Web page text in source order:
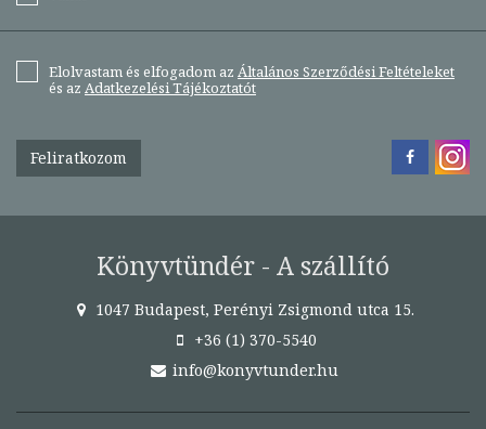
Elolvastam és elfogadom az Általános Szerződési Feltételeket
és az Adatkezelési Tájékoztatót
Feliratkozom
Könyvtündér - A szállító
1047 Budapest, Perényi Zsigmond utca 15.
+36 (1) 370-5540
info@konyvtunder.hu